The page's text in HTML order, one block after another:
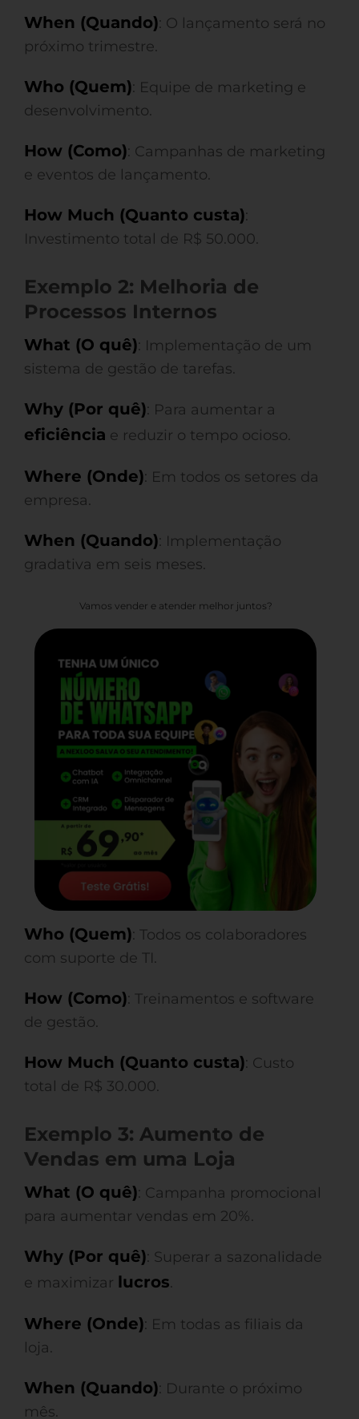
When (Quando): O lançamento será no
próximo trimestre.
Who (Quem): Equipe de marketing e
desenvolvimento.
How (Como): Campanhas de marketing
e eventos de lançamento.
How Much (Quanto custa):
Investimento total de R$ 50.000.
Exemplo 2: Melhoria de
Processos Internos
What (O quê): Implementação de um
sistema de gestão de tarefas.
Why (Por quê): Para aumentar a
eficiência e reduzir o tempo ocioso.
Where (Onde): Em todos os setores da
empresa.
When (Quando): Implementação
gradativa em seis meses.
Vamos vender e atender melhor juntos?
Who (Quem): Todos os colaboradores
com suporte de TI.
How (Como): Treinamentos e software
de gestão.
How Much (Quanto custa): Custo
total de R$ 30.000.
Exemplo 3: Aumento de
Vendas em uma Loja
What (O quê): Campanha promocional
para aumentar vendas em 20%.
Why (Por quê): Superar a sazonalidade
e maximizar lucros.
Where (Onde): Em todas as filiais da
loja.
When (Quando): Durante o próximo
mês.